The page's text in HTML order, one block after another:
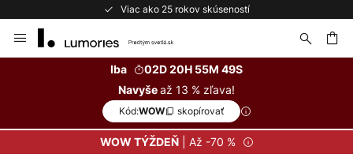
Viac ako 25 rokov skúseností
to
Iba
02D 20H 55M 49S
Navyšeaž 13 % zľava!
Kód:WOW skopírovať
WOW TÝŽDEŇ| Až -70 %